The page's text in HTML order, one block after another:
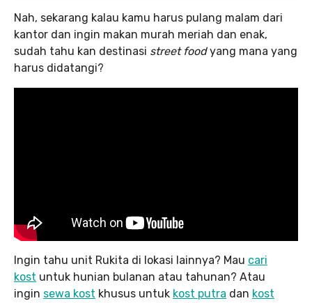
Nah, sekarang kalau kamu harus pulang malam dari
kantor dan ingin makan murah meriah dan enak,
sudah tahu kan destinasi street foodyang mana yang
harus didatangi?
Ingin tahu unit Rukita di lokasi lainnya? Mau cari
kost untuk hunian bulanan atau tahunan? Atau
ingin sewa kost khusus untuk kost putra dan kost